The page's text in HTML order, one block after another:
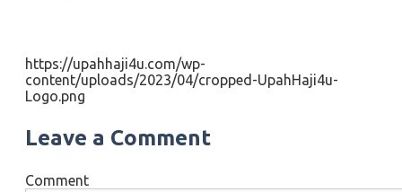
https://upahhaji4u.com/wp-
content/uploads/2023/04/cropped-UpahHaji4u-
Logo.png
Leave a Comment
Comment